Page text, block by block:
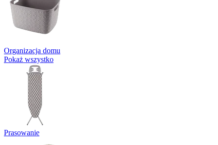
Organizacja domu
Pokaż wszystko
Prasowanie